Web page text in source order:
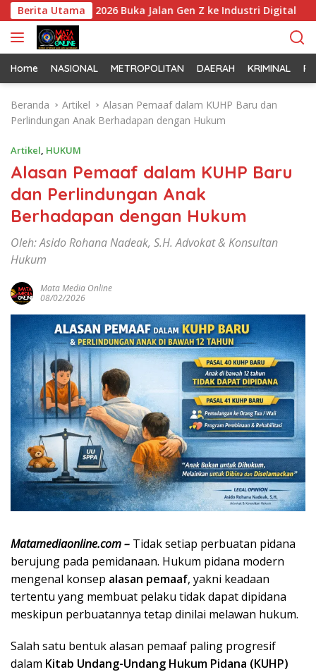
a
g
u
Berita Utama
Cup 2026 Buka Jalan Gen Z ke Industri Digital
Home NASIONAL METROPOLITAN DAERAH KRIMINAL
Beranda Artikel
Alasan Pemaaf dalam KUHP Baru dan
Perlindungan Anak Berhadapan dengan Hukum
Artikel, HUKUM
Alasan Pemaaf dalam KUHP Baru
dan Perlindungan Anak
Berhadapan dengan Hukum
Oleh: Asido Rohana Nadeak, S.H. Advokat & Konsultan
Hukum
Mata Media Online
08/02/2026
Matamediaonline.com – Tidak setiap perbuatan pidana
berujung pada pemidanaan. Hukum pidana modern
mengenal konsep alasan pemaaf, yakni keadaan
tertentu yang membuat pelaku tidak dapat dipidana
meskipun perbuatannya tetap dinilai melawan hukum.
Salah satu bentuk alasan pemaaf paling progresif
dalam Kitab Undang-Undang Hukum Pidana (KUHP)